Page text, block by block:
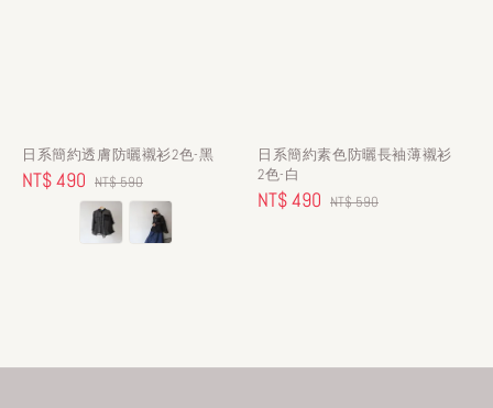
日系簡約透膚防曬襯衫2色-黑
Sale
NT$ 490 Regular
price
NT$ 590
日系簡約素色防曬長袖薄襯衫
2色-白
Sale
NT$ 490 Regular
NT$ 590